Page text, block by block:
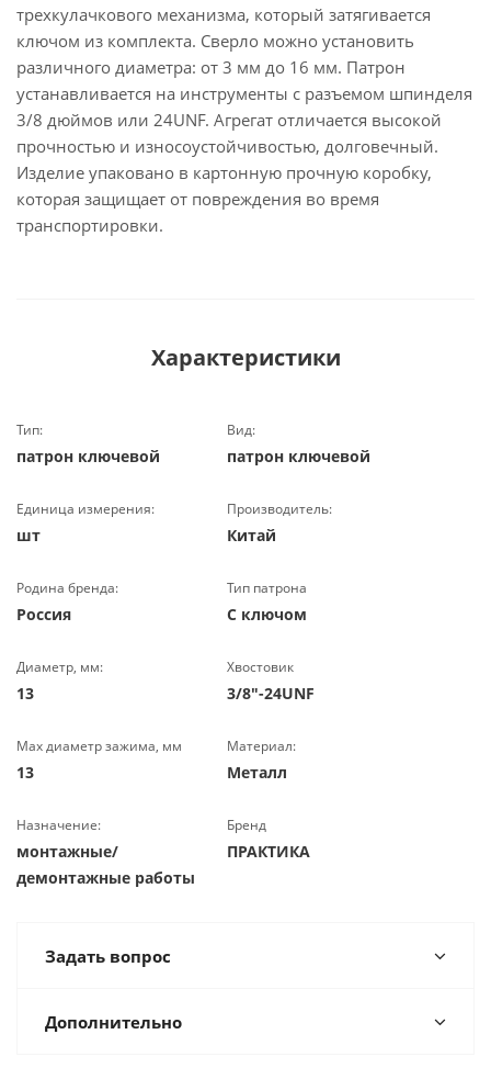
трехкулачкового механизма, который затягивается
ключом из комплекта. Сверло можно установить
различного диаметра: от 3 мм до 16 мм. Патрон
устанавливается на инструменты с разъемом шпинделя
3/8 дюймов или 24UNF. Агрегат отличается высокой
прочностью и износоустойчивостью, долговечный.
Изделие упаковано в картонную прочную коробку,
которая защищает от повреждения во время
транспортировки.
Характеристики
Тип:
патрон ключевой
Вид:
патрон ключевой
Единица измерения:
шт
Производитель:
Китай
Родина бренда:
Россия
Тип патрона
С ключом
Диаметр, мм:
13
Хвостовик
3/8"-24UNF
Max диаметр зажима, мм
13
Материал:
Металл
Назначение:
монтажные/
демонтажные работы
Бренд
ПРАКТИКА
Задать вопрос
Дополнительно